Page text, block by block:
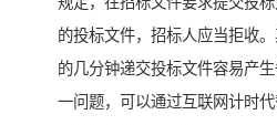
的投标文件，招标人应当拒收
的几分钟递交投标文件容易产
一问题，可以通过互联网计时